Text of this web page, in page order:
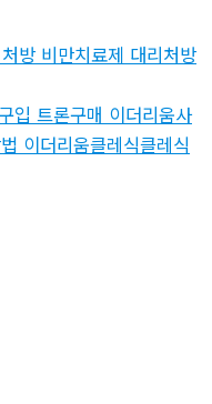
방 비만치료제 대리처방
입 트론구매 이더리움사
이더리움클레식클레식